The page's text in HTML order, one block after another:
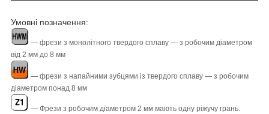
Умовні позначення:
― фрези з монолітного твердого сплаву ― з робочим діаметром
від 2 мм до 8 мм
― фрези з напайними зубцями із твердого сплаву ― з робочим
діаметром понад 8 мм
― Фрези з робочим діаметром 2 мм мають одну ріжучу грань.